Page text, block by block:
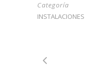
Categoría
INSTALACIONES